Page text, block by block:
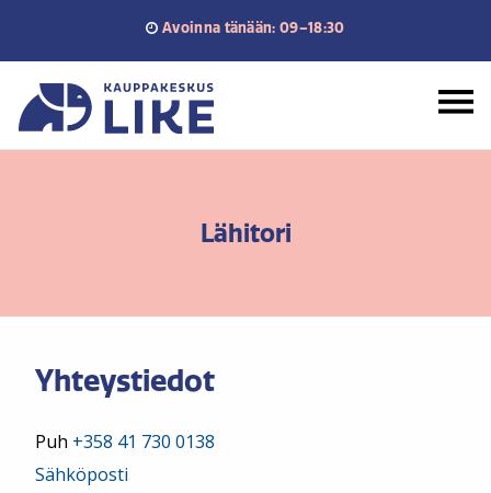
Avoinna tänään: 09–18:30
Lähitori
Yhteystiedot
Puh +358 41 730 0138
Sähköposti